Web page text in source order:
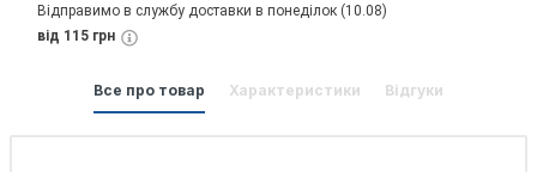
Відправимо в службу доставки в понеділок (10.08)
від 115 грн
Все про товар Характеристики Відгуки